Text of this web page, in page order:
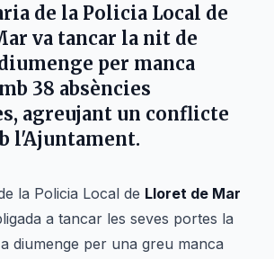
de la Policia Local de
va tancar la nit de
per manca
38 absències
agreujant un conflicte
l'Ajuntament.
la Policia Local de Lloret de Mar
a tancar les seves portes la
diumenge per una greu manca